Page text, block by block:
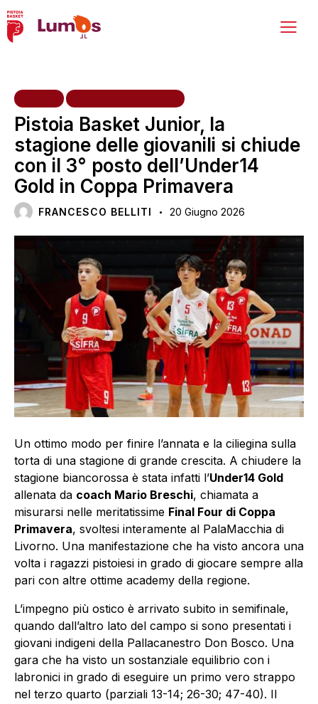
Pistoia Basket Junior, la
stagione delle giovanili si chiude
con il 3° posto dell’Under14
Gold in Coppa Primavera
FRANCESCO BELLITI 20 Giugno 2026
Un ottimo modo per finire l’annata e la ciliegina sulla
torta di una stagione di grande crescita. A chiudere la
stagione biancorossa è stata infatti l’Under14 Gold
allenata da coach Mario Breschi, chiamata a
misurarsi nelle meritatissime Final Four di Coppa
Primavera, svoltesi interamente al PalaMacchia di
Livorno. Una manifestazione che ha visto ancora una
volta i ragazzi pistoiesi in grado di giocare sempre alla
pari con altre ottime academy della regione.
L’impegno più ostico è arrivato subito in semifinale,
quando dall’altro lato del campo si sono presentati i
giovani indigeni della Pallacanestro Don Bosco. Una
gara che ha visto un sostanziale equilibrio con i
labronici in grado di eseguire un primo vero strappo
nel terzo quarto (parziali 13-14; 26-30; 47-40). Il